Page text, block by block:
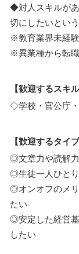
◆対人スキルが
切にしたいとい
※教育業界未経
※異業種から転
【歓迎するスキ
◇学校・官公庁
【歓迎するタイプ
◎文章力や読解
◎生徒一人ひと
◎オンオフのメ
たい
◎安定した経営
したい